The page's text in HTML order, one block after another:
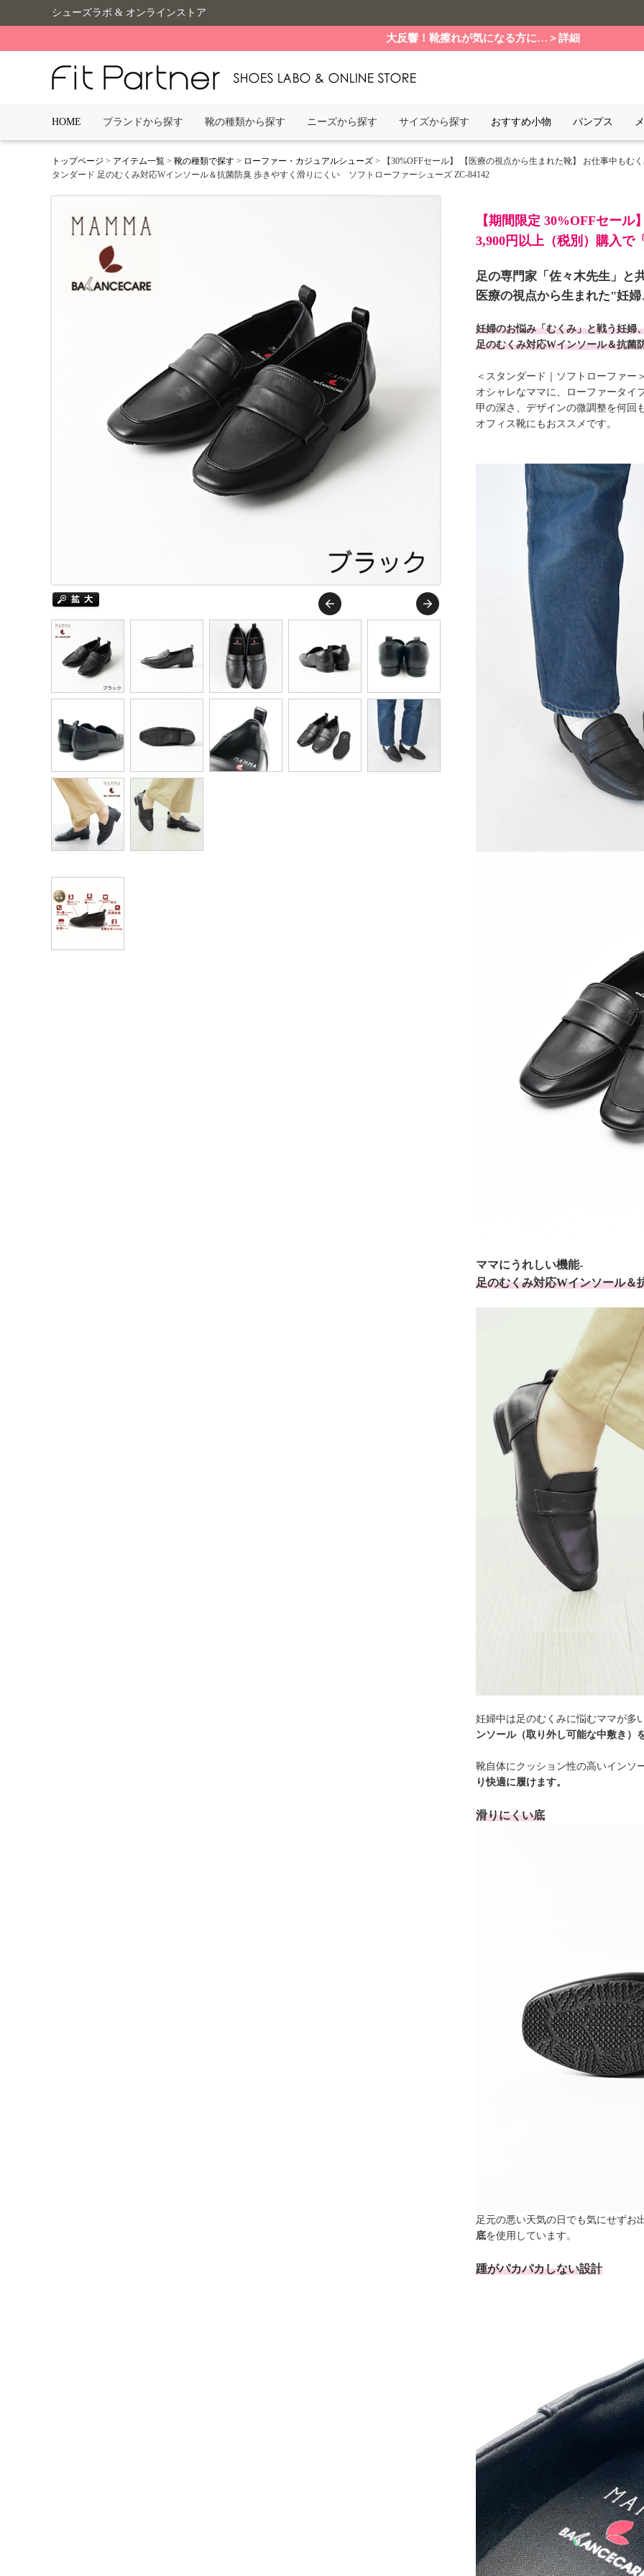
シューズラボ & オンラインストア
大反響！靴擦れが気になる方に…＞詳細
HOME ブランドから探す 靴の種類から探す ニーズから探す サイズから探す おすすめ小物 パンプス
トップページ > アイテム一覧 > 靴の種類で探す > ローファー・カジュアルシューズ > 【30%OFFセール】 【医療の視点から生まれた靴】 お仕事中も
タンダード 足のむくみ対応Wインソール＆抗菌防臭 歩きやすく滑りにくい ソフトローファーシューズ ZC-84142
【期間限定 30%OFFセール
3,900円以上（税別）購入で
足の専門家「佐々木先生」と
医療の視点から生まれた"妊
妊婦のお悩み「むくみ」と戦う妊婦
足のむくみ対応Wインソール＆抗菌
＜スタンダード｜ソフトローファー
オシャレなママに、ローファータイ
甲の深さ、デザインの微調整を何回
オフィス靴にもおススメです。
ママにうれしい機能-
足のむくみ対応Wインソール＆
妊婦中は足のむくみに悩むママが多
ンソール（取り外し可能な中敷き）
靴自体にクッション性の高いインソ
り快適に履けます。
滑りにくい底
足元の悪い天気の日でも気にせずお
底を使用しています。
踵がパカパカしない設計